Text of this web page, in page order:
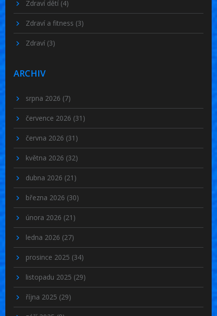
Zdraví dětí (4)
Zdraví a fitness (3)
Zdraví (3)
ARCHIV
srpna 2026 (7)
července 2026 (31)
června 2026 (31)
května 2026 (32)
dubna 2026 (21)
března 2026 (30)
února 2026 (21)
ledna 2026 (27)
prosince 2025 (34)
listopadu 2025 (29)
října 2025 (29)